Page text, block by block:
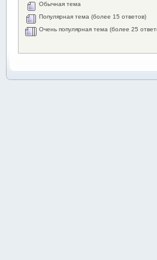
Обычная тема
Популярная тема (более 15 ответов)
Очень популярная тема (более 25